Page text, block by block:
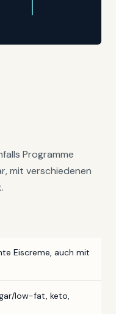
Programme
mit verschiedenen
Eiscreme, auch mit
low-fat, keto,